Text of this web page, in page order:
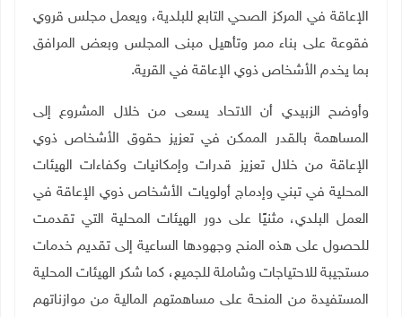
الإعاقة في المركز الصحي التابع للبلدية، ويعمل مجلس قروي
فقوعة على بناء ممر وتأهيل مبنى المجلس وبعض المرافق
بما يخدم الأشخاص ذوي الإعاقة في القرية.
وأوضح الزبيدي أن الاتحاد يسعى من خلال المشروع إلى
المساهمة بالقدر الممكن في تعزيز حقوق الأشخاص ذوي
الإعاقة من خلال تعزيز قدرات وإمكانيات وكفاءات الهيئات
المحلية في تبني وإدماج أولويات الأشخاص ذوي الإعاقة في
العمل البلدي، مثنيًا على دور الهيئات المحلية التي تقدمت
للحصول على هذه المنح وجهودها الساعية إلى تقديم خدمات
مستجيبة للاحتياجات وشاملة للجميع، كما شكر الهيئات المحلية
المستفيدة من المنحة على مساهمتهم المالية من موازناتهم